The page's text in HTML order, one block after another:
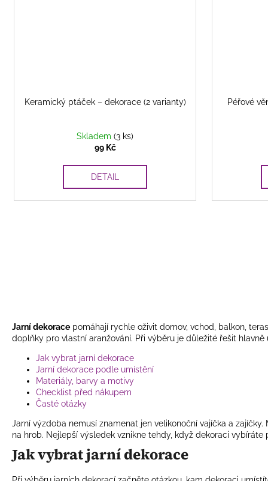
Keramický ptáček – dekorace (2 varianty)
Skladem (3 ks)
99 Kč
DETAIL
Péřové
Jarní dekorace pomáhají rychle oživit domov, vchod, balkon,
doplňky pro vlastní aranžování. Při výběru je důležité řešit
Jak vybrat jarní dekorace
Jarní dekorace podle umístění
Materiály, barvy a motivy
Checklist před nákupem
Časté otázky
Jarní výzdoba nemusí znamenat jen velikonoční vajíčka a
na hrob. Nejlepší výsledek vznikne tehdy, když dekoraci
Jak vybrat jarní dekorace